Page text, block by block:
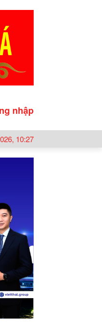
nhập
10:27